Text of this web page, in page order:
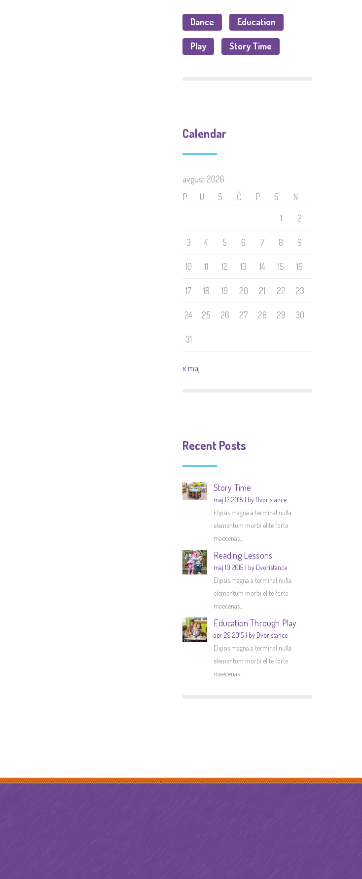
Dance Education
Play Story Time
Calendar
avgust 2026.
P
U S Č P S
N
1
2
3 4 5 6 7 8 9
10 11 12 13 14 15 16
17 18 19 20 21 22 23
24 25 26 27 28 29 30
31
« maj
Recent Posts
Story Time
maj 13 2015
by Dvoristance
Elipsis magna a terminal nulla
elementum morbi elite forte
maecenas...
Reading Lessons
maj 10 2015
by Dvoristance
Elipsis magna a terminal nulla
elementum morbi elite forte
maecenas...
Education Through Play
apr 29 2015
by Dvoristance
Elipsis magna a terminal nulla
elementum morbi elite forte
maecenas...